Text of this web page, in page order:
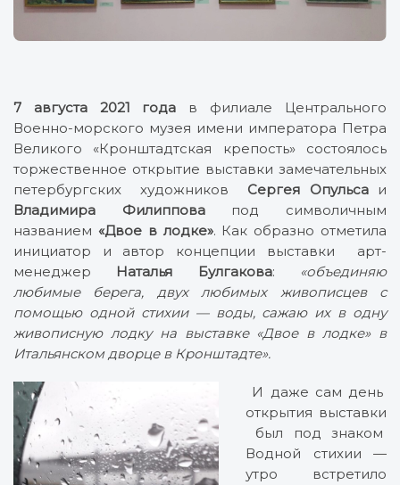
7 августа 2021 года в филиале Центрального
Военно-морского музея имени императора Петра
Великого «Кронштадтская крепость» состоялось
торжественное открытие выставки замечательных
петербургских художников
Сергея Опульсаи
Владимира Филипповапод символичным
названием «Двое в лодке». Как образно отметила
инициатор и автор концепции выставки арт-
менеджер Наталья Булгакова: «объединяю
любимые берега, двух любимых живописцев с
помощью одной стихии — воды, сажаю их в одну
живописную лодку на выставке «Двое в лодке» в
Итальянском дворце в Кронштадте».
И даже сам день
открытия выставки
был под знаком
Водной стихии —
утро встретило